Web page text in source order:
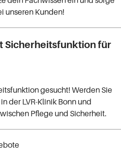
unseren Kunden!
Sicherheitsfunktion für
gesucht! Werden Sie
der LVR-Klinik Bonn und
Pflege und Sicherheit.